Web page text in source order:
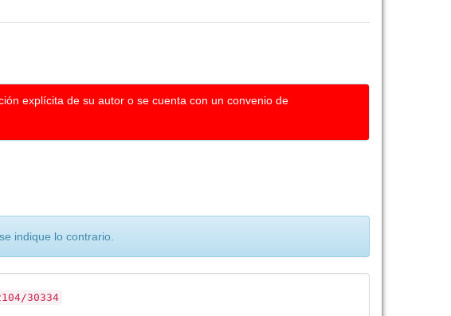
explícita de su autor o se cuenta con un convenio de
indique lo contrario.
30334